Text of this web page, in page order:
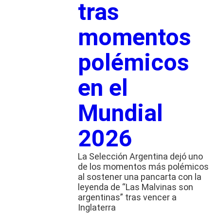
tras
momentos
polémicos
en el
Mundial
2026
La Selección Argentina dejó uno
de los momentos más polémicos
al sostener una pancarta con la
leyenda de “Las Malvinas son
argentinas” tras vencer a
Inglaterra